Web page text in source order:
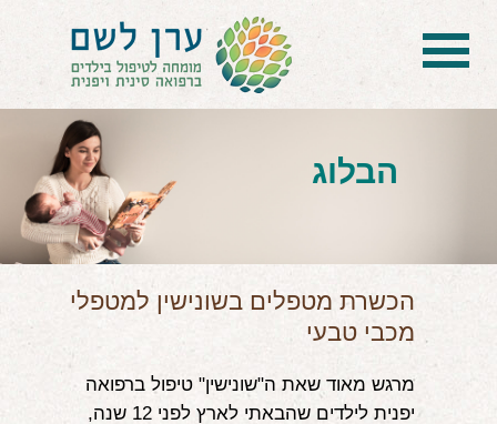
בית
הטיפול
הכל על דיקור סיני ודיקור יפני לילדים
הילד לא מפסיק להיות חולה
בעיות נשימה: קוצר, סטרידור ועוד
קשיים רגשיים, אתגרי התנהגות
הבלוג
הכשרת מטפלים בשונישין למטפלי
מכבי טבעי
מרגש מאוד שאת ה"שונישין" טיפול ברפואה
יפנית לילדים שהבאתי לארץ לפני 12 שנה,